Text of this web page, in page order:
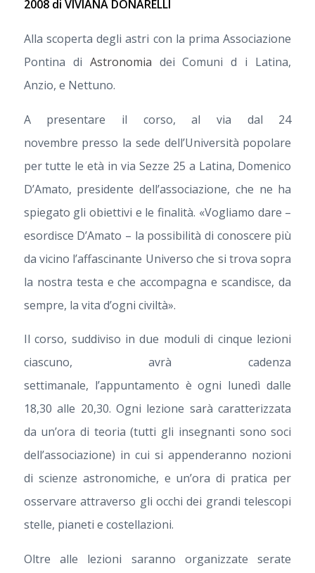
2008 di VIVIANA DONARELLI
Alla scoperta degli astri con la prima Associazione
Pontina di Astronomia dei Comuni d i Latina,
Anzio, e Nettuno.
A presentare il corso, al via dal 24
novembre presso la sede dell’Università popolare
per tutte le età in via Sezze 25 a Latina, Domenico
D’Amato, presidente dell’associazione, che ne ha
spiegato gli obiettivi e le finalità. «Vogliamo dare –
esordisce D’Amato – la possibilità di conoscere più
da vicino l’affascinante Universo che si trova sopra
la nostra testa e che accompagna e scandisce, da
sempre, la vita d’ogni civiltà».
Il corso, suddiviso in due moduli di cinque lezioni
ciascuno, avrà cadenza
settimanale, l’appuntamento è ogni lunedì dalle
18,30 alle 20,30. Ogni lezione sarà caratterizzata
da un’ora di teoria (tutti gli insegnanti sono soci
dell’associazione) in cui si appenderanno nozioni
di scienze astronomiche, e un’ora di pratica per
osservare attraverso gli occhi dei grandi telescopi
stelle, pianeti e costellazioni.
Oltre alle lezioni saranno organizzate serate